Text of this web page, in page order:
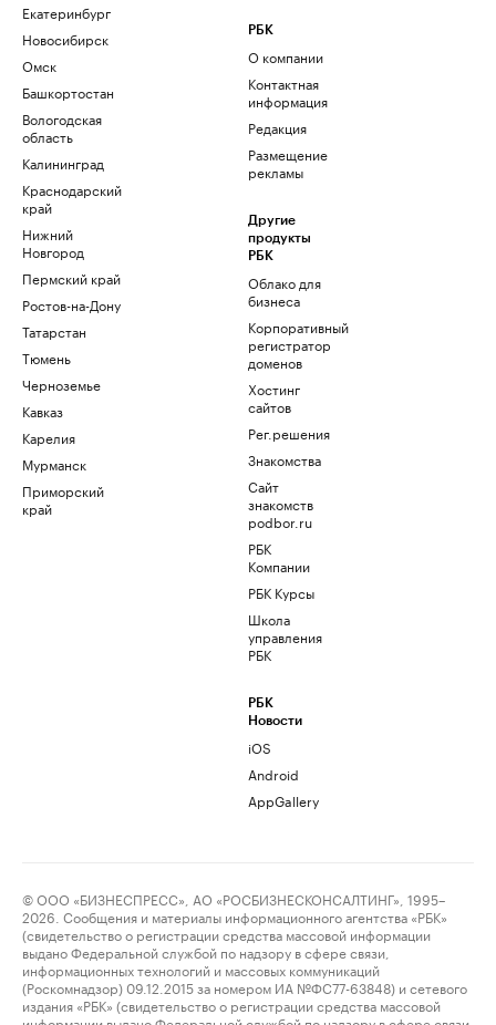
Екатеринбург
Новосибирск
Омск
Башкортостан
Вологодская
область
Калининград
Краснодарский
край
Нижний
Новгород
Пермский край
Ростов-на-Дону
Татарстан
Тюмень
Черноземье
Кавказ
Карелия
Мурманск
Приморский
край
РБК
О компании
Контактная
информация
Редакция
Размещение
рекламы
Другие
продукты
РБК
Облако для
бизнеса
Корпоративный
регистратор
доменов
Хостинг
сайтов
Рег.решения
Знакомства
Сайт
знакомств
podbor.ru
РБК
Компании
РБК Курсы
Школа
управления
РБК
РБК
Новости
iOS
Android
AppGallery
© ООО «БИЗНЕСПРЕСС», АО «РОСБИЗНЕСКОНСАЛТИНГ», 1995–
2026. Сообщения и материалы информационного агентства «РБК»
(свидетельство о регистрации средства массовой информации
выдано Федеральной службой по надзору в сфере связи,
информационных технологий и массовых коммуникаций
(Роскомнадзор) 09.12.2015 за номером ИА №ФС77-63848) и сетевого
издания «РБК» (свидетельство о регистрации средства массовой